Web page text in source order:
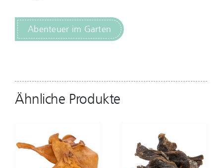
Abenteuer im Garten
Ähnliche Produkte